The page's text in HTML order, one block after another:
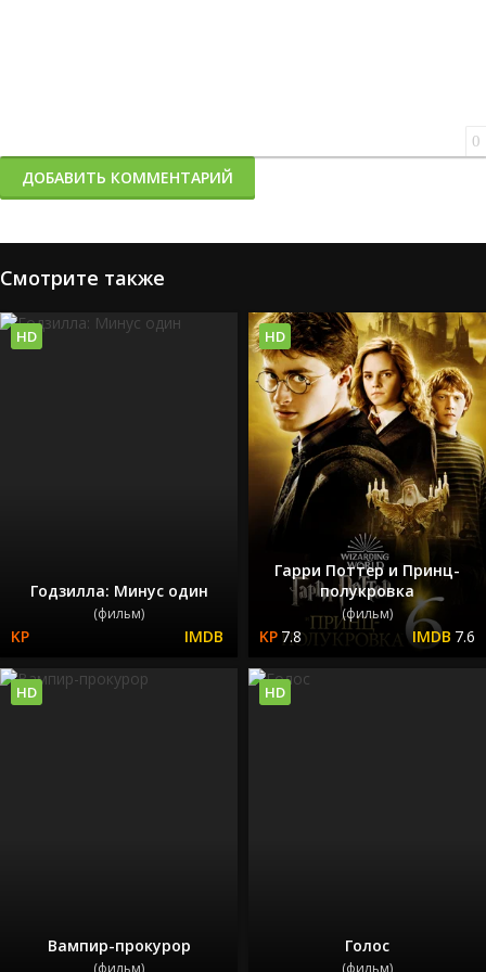
0
ДОБАВИТЬ КОММЕНТАРИЙ
Смотрите также
Годзилла: Минус один
(фильм)
HD
Гарри Поттер и Принц-
полукровка
(фильм)
7.8 7.6
HD
Вампир-прокурор
(фильм)
HD
Голос
(фильм)
HD